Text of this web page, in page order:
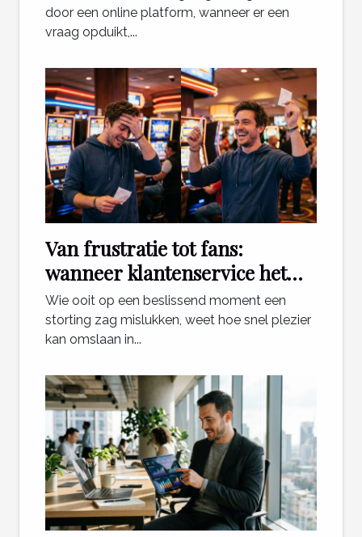
door een online platform, wanneer er een
vraag opduikt,...
Van frustratie tot fans:
wanneer klantenservice het
verschil maakt voor gokkers
Wie ooit op een beslissend moment een
storting zag mislukken, weet hoe snel plezier
kan omslaan in...